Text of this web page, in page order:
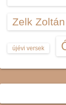
Zelk
újévi versek